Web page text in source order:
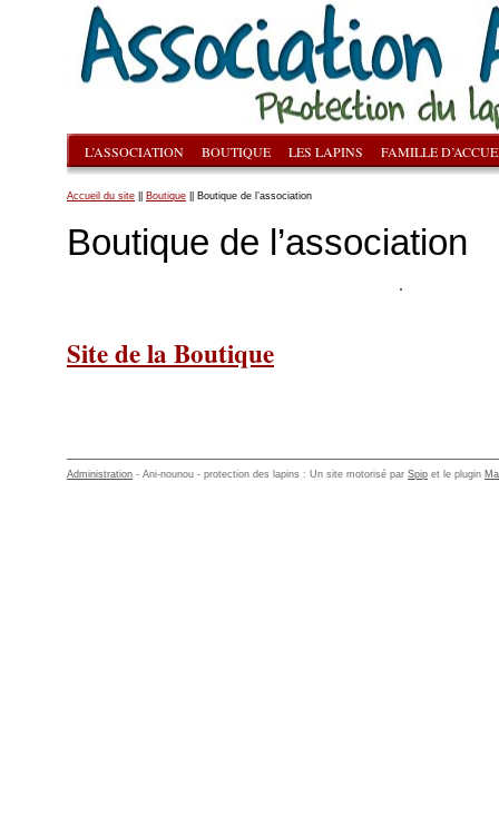
L’ASSOCIATION BOUTIQUE LES LAPINS FAMILLE
Accueil du site Boutique || Boutique de l’association
Boutique de l’association
Site de la Boutique
Administration - Ani-nounou - protection des lapins : Un site motorisé par Spip et le plugin